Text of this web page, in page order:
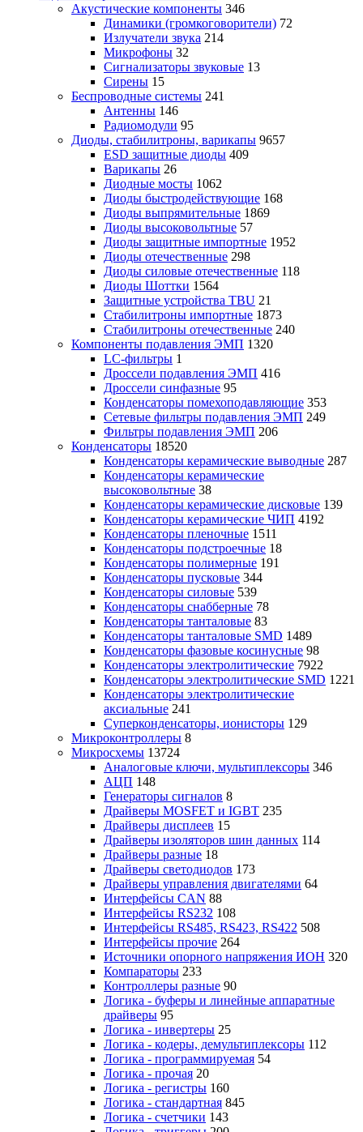
Акустические компоненты 346
Динамики (громкоговорители) 72
Излучатели звука 214
Микрофоны 32
Сигнализаторы звуковые 13
Сирены 15
Беспроводные системы 241
Антенны 146
Радиомодули 95
Диоды, стабилитроны, варикапы 9657
ESD защитные диоды 409
Варикапы 26
Диодные мосты 1062
Диоды быстродействующие 168
Диоды выпрямительные 1869
Диоды высоковольтные 57
Диоды защитные импортные 1952
Диоды отечественные 298
Диоды силовые отечественные 118
Диоды Шоттки 1564
Защитные устройства TBU 21
Стабилитроны импортные 1873
Стабилитроны отечественные 240
Компоненты подавления ЭМП 1320
LC-фильтры 1
Дроссели подавления ЭМП 416
Дроссели синфазные 95
Конденсаторы помехоподавляющие 353
Сетевые фильтры подавления ЭМП 249
Фильтры подавления ЭМП 206
Конденсаторы 18520
Конденсаторы керамические выводные 287
Конденсаторы керамические
высоковольтные 38
Конденсаторы керамические дисковые 139
Конденсаторы керамические ЧИП 4192
Конденсаторы пленочные 1511
Конденсаторы подстроечные 18
Конденсаторы полимерные 191
Конденсаторы пусковые 344
Конденсаторы силовые 539
Конденсаторы снабберные 78
Конденсаторы танталовые 83
Конденсаторы танталовые SMD 1489
Конденсаторы фазовые косинусные 98
Конденсаторы электролитические 7922
Конденсаторы электролитические SMD 1221
Конденсаторы электролитические
аксиальные 241
Суперконденсаторы, ионисторы 129
Микроконтроллеры 8
Микросхемы 13724
Аналоговые ключи, мультиплексоры 346
АЦП 148
Генераторы сигналов 8
Драйверы MOSFET и IGBT 235
Драйверы дисплеев 15
Драйверы изоляторов шин данных 114
Драйверы разные 18
Драйверы светодиодов 173
Драйверы управления двигателями 64
Интерфейсы CAN 88
Интерфейсы RS232 108
Интерфейсы RS485, RS423, RS422 508
Интерфейсы прочие 264
Источники опорного напряжения ИОН 320
Компараторы 233
Контроллеры разные 90
Логика - буферы и линейные аппаратные
драйверы 95
Логика - инвертеры 25
Логика - кодеры, демультиплексоры 112
Логика - программируемая 54
Логика - прочая 20
Логика - регистры 160
Логика - стандартная 845
Логика - счетчики 143